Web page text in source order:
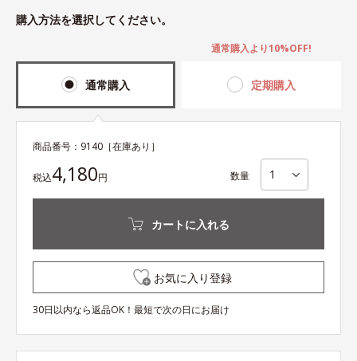
購入方法を選択してください。
通常購入 定期購入
通常購入より10%OFF!
商品番号： 9140 ［在庫あり］
税込4,180円 数量
カートに入れる
お気に入り登録
30日以内なら返品OK！最短で次の日にお届け